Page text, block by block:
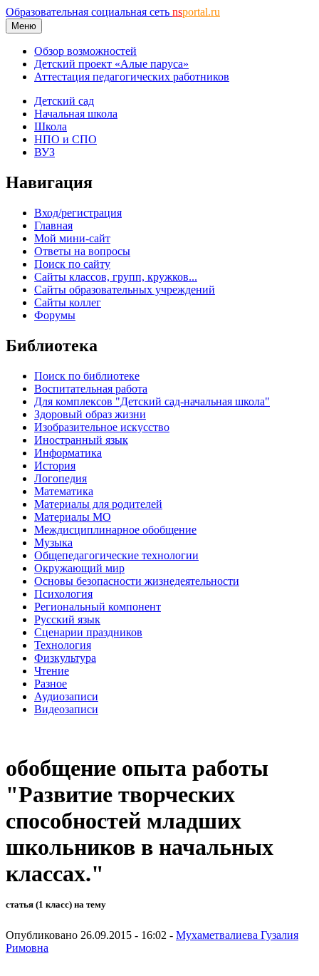
Образовательная социальная сеть nsportal.ru
Меню
Обзор возможностей
Детский проект «Алые паруса»
Аттестация педагогических работников
Детский сад
Начальная школа
Школа
НПО и СПО
ВУЗ
Навигация
Вход/регистрация
Главная
Мой мини-сайт
Ответы на вопросы
Поиск по сайту
Сайты классов, групп, кружков...
Сайты образовательных учреждений
Сайты коллег
Форумы
Библиотека
Поиск по библиотеке
Воспитательная работа
Для комплексов "Детский сад-начальная школа"
Здоровый образ жизни
Изобразительное искусство
Иностранный язык
Информатика
История
Логопедия
Математика
Материалы для родителей
Материалы МО
Междисциплинарное обобщение
Музыка
Общепедагогические технологии
Окружающий мир
Основы безопасности жизнедеятельности
Психология
Региональный компонент
Русский язык
Сценарии праздников
Технология
Физкультура
Чтение
Разное
Аудиозаписи
Видеозаписи
обобщение опыта работы
"Развитие творческих
способностей младших
школьников в начальных
классах."
статья (1 класс) на тему
Опубликовано 26.09.2015 - 16:02 - Мухаметвалиева Гузалия
Римовна